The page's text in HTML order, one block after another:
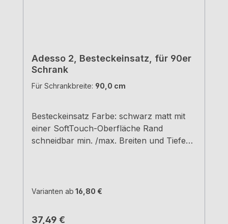
Adesso 2, Besteckeinsatz, für 90er
Schrank
Für Schrankbreite: 90,0 cm
Besteckeinsatz Farbe: schwarz matt mit
einer SoftTouch-Oberfläche Rand
schneidbar min. /max. Breiten und Tiefen
Varianten ab 16,80 €
Regulärer Preis:
37,49 €